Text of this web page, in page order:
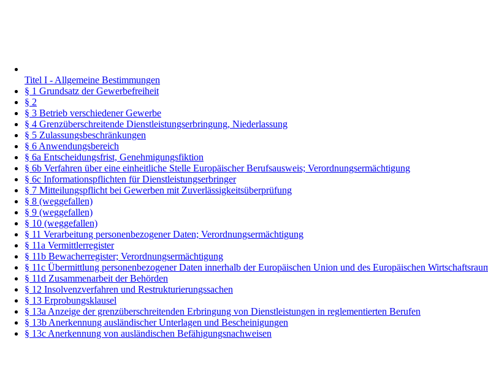
Titel I - Allgemeine Bestimmungen
§ 1 Grundsatz der Gewerbefreiheit
§ 2
§ 3 Betrieb verschiedener Gewerbe
§ 4 Grenzüberschreitende Dienstleistungserbringung, Niederlassung
§ 5 Zulassungsbeschränkungen
§ 6 Anwendungsbereich
§ 6a Entscheidungsfrist, Genehmigungsfiktion
§ 6b Verfahren über eine einheitliche Stelle Europäischer Berufsausweis; Verordnungsermächtigung
§ 6c Informationspflichten für Dienstleistungserbringer
§ 7 Mitteilungspflicht bei Gewerben mit Zuverlässigkeitsüberprüfung
§ 8 (weggefallen)
§ 9 (weggefallen)
§ 10 (weggefallen)
§ 11 Verarbeitung personenbezogener Daten; Verordnungsermächtigung
§ 11a Vermittlerregister
§ 11b Bewacherregister; Verordnungsermächtigung
§ 11c Übermittlung personenbezogener Daten innerhalb der Europäischen Union und des Europäischen
§ 11d Zusammenarbeit der Behörden
§ 12 Insolvenzverfahren und Restrukturierungssachen
§ 13 Erprobungsklausel
§ 13a Anzeige der grenzüberschreitenden Erbringung von Dienstleistungen in reglementierten Berufen
§ 13b Anerkennung ausländischer Unterlagen und Bescheinigungen
§ 13c Anerkennung von ausländischen Befähigungsnachweisen